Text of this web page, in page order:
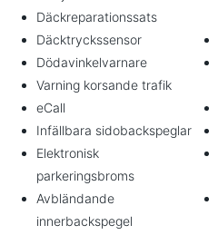
Däckreparationssats
Däcktryckssensor
Dödavinkelvarnare
Varning korsande trafik
eCall
Infällbara sidobackspeglar
Elektronisk
parkeringsbroms
Avbländande
innerbackspegel